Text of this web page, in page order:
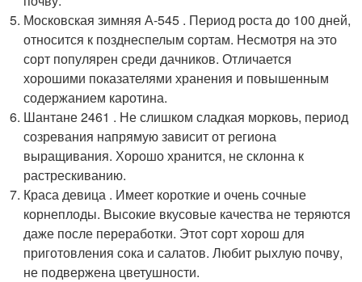
Московская зимняя А-545 . Период роста до 100 дней,
относится к позднеспелым сортам. Несмотря на это
сорт популярен среди дачников. Отличается
хорошими показателями хранения и повышенным
содержанием каротина.
Шантане 2461 . Не слишком сладкая морковь, период
созревания напрямую зависит от региона
выращивания. Хорошо хранится, не склонна к
растрескиванию.
Краса девица . Имеет короткие и очень сочные
корнеплоды. Высокие вкусовые качества не теряются
даже после переработки. Этот сорт хорош для
приготовления сока и салатов. Любит рыхлую почву,
не подвержена цветушности.